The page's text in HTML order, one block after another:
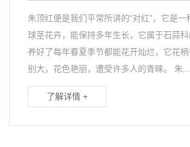
朱顶红便是我们平常所讲的“对红”，它是一
球茎花卉，能保持多年生长，它属于石蒜科
养好了每年春夏季节都能花开灿烂，它花
别大，花色艳丽，遭受许多人的青睐。 朱...
了解详情 +